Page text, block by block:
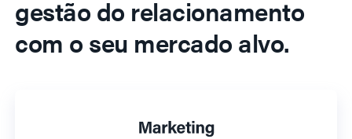
gestão do relacionamento
com o seu mercado alvo.